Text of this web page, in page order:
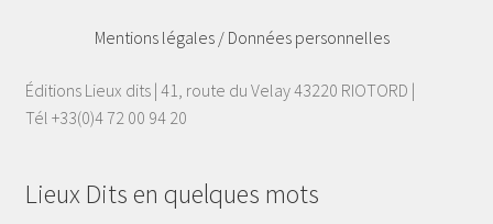
Mentions légales / Données personnelles
Éditions Lieux dits | 41, route du Velay 43220 RIOTORD |
Tél +33(0)4 72 00 94 20
Lieux Dits en quelques mots